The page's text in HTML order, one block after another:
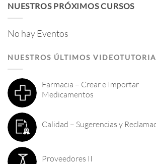
NUESTROS PRÓXIMOS CURSOS
No hay Eventos
NUESTROS ÚLTIMOS
Farmacia – Crear e Importar
Medicamentos
Calidad – Sugerencias y
Proveedores II